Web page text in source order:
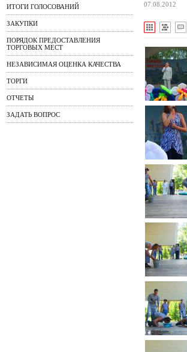
ИТОГИ ГОЛОСОВАНИЙ
ЗАКУПКИ
ПОРЯДОК ПРЕДОСТАВЛЕНИЯ
ТОРГОВЫХ МЕСТ
НЕЗАВИСИМАЯ ОЦЕНКА КАЧЕСТВА
ТОРГИ
ОТЧЕТЫ
ЗАДАТЬ ВОПРОС
07.08.2012